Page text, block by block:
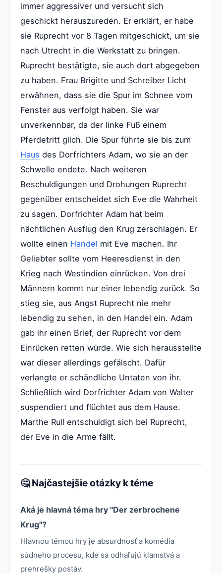
immer aggressiver und versucht sich
geschickt herauszureden. Er erklärt, er habe
sie Ruprecht vor 8 Tagen mitgeschickt, um sie
nach Utrecht in die Werkstatt zu bringen.
Ruprecht bestätigte, sie auch dort abgegeben
zu haben. Frau Brigitte und Schreiber Licht
erwähnen, dass sie die Spur im Schnee vom
Fenster aus verfolgt haben. Sie war
unverkennbar, da der linke Fuß einem
Pferdetritt glich. Die Spur führte sie bis zum
Haus des Dorfrichters Adam, wo sie an der
Schwelle endete. Nach weiteren
Beschuldigungen und Drohungen Ruprecht
gegenüber entscheidet sich Eve die Wahrheit
zu sagen. Dorfrichter Adam hat beim
nächtlichen Ausflug den Krug zerschlagen. Er
wollte einen Handel mit Eve machen. Ihr
Geliebter sollte vom Heeresdienst in den
Krieg nach Westindien einrücken. Von drei
Männern kommt nur einer lebendig zurück. So
stieg sie, aus Angst Ruprecht nie mehr
lebendig zu sehen, in den Handel ein. Adam
gab ihr einen Brief, der Ruprecht vor dem
Einrücken retten würde. Wie sich herausstellte
war dieser allerdings gefälscht. Dafür
verlangte er schändliche Untaten von ihr.
Schließlich wird Dorfrichter Adam von Walter
suspendiert und flüchtet aus dem Hause.
Marthe Rull entschuldigt sich bei Ruprecht,
der Eve in die Arme fällt.
🤔 Najčastejšie otázky k téme
Aká je hlavná téma hry "Der zerbrochene
Krug"?
Hlavnou témou hry je absurdnosť a komédia
súdneho procesu, kde sa odhaľujú klamstvá a
prehrešky postáv.